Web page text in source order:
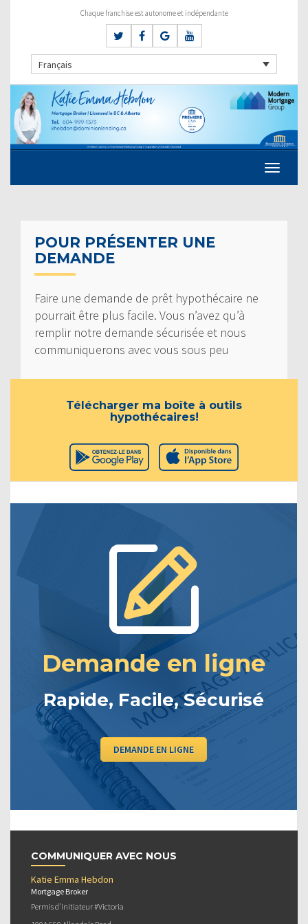
Chaque franchise est autonome et indépendante
Français
POUR PRÉSENTER UNE
DEMANDE
Faire une demande de prêt hypothécaire ne
pourrait être plus facile. Vous n’avez qu’à
remplir notre demande sécurisée et nous
communiquerons avec vous sous peu
Télécharger ma boîte à outils
hypothécaires!
Demande en ligne
Rapide, Facile, Sécurisé
DEMANDE EN LIGNE
COMMUNIQUER AVEC NOUS
Katie Emma Hebdon
Mortgage Broker
Permis d’initiateur #Victoria